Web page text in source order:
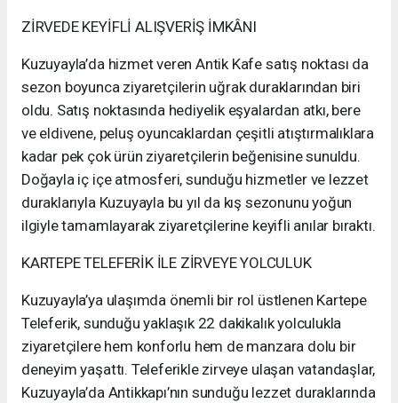
ZİRVEDE KEYİFLİ ALIŞVERİŞ İMKÂNI
Kuzuyayla’da hizmet veren Antik Kafe satış noktası da
sezon boyunca ziyaretçilerin uğrak duraklarından biri
oldu. Satış noktasında hediyelik eşyalardan atkı, bere
ve eldivene, peluş oyuncaklardan çeşitli atıştırmalıklara
kadar pek çok ürün ziyaretçilerin beğenisine sunuldu.
Doğayla iç içe atmosferi, sunduğu hizmetler ve lezzet
duraklarıyla Kuzuyayla bu yıl da kış sezonunu yoğun
ilgiyle tamamlayarak ziyaretçilerine keyifli anılar bıraktı.
KARTEPE TELEFERİK İLE ZİRVEYE YOLCULUK
Kuzuyayla’ya ulaşımda önemli bir rol üstlenen Kartepe
Teleferik, sunduğu yaklaşık 22 dakikalık yolculukla
ziyaretçilere hem konforlu hem de manzara dolu bir
deneyim yaşattı. Teleferikle zirveye ulaşan vatandaşlar,
Kuzuyayla’da Antikkapı’nın sunduğu lezzet duraklarında